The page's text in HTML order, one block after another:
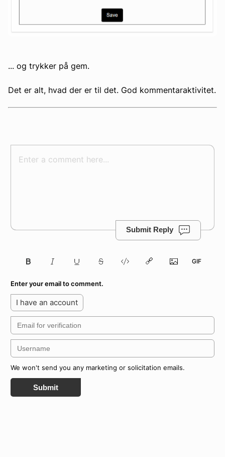
... og trykker på gem.
Det er alt, hvad der er til det. God kommentaraktivitet.
Submit Reply
Enter your email to comment.
I have an account
We won't send you any marketing or solicitation emails.
Submit